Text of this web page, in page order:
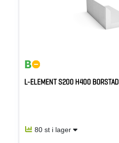
L-ELEMENT S200 H400 BORSTAD
80 st i lager